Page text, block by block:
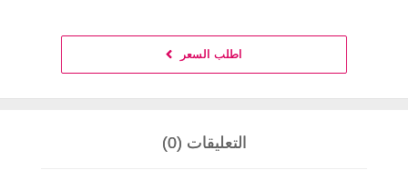
اطلب السعر
التعليقات (0)